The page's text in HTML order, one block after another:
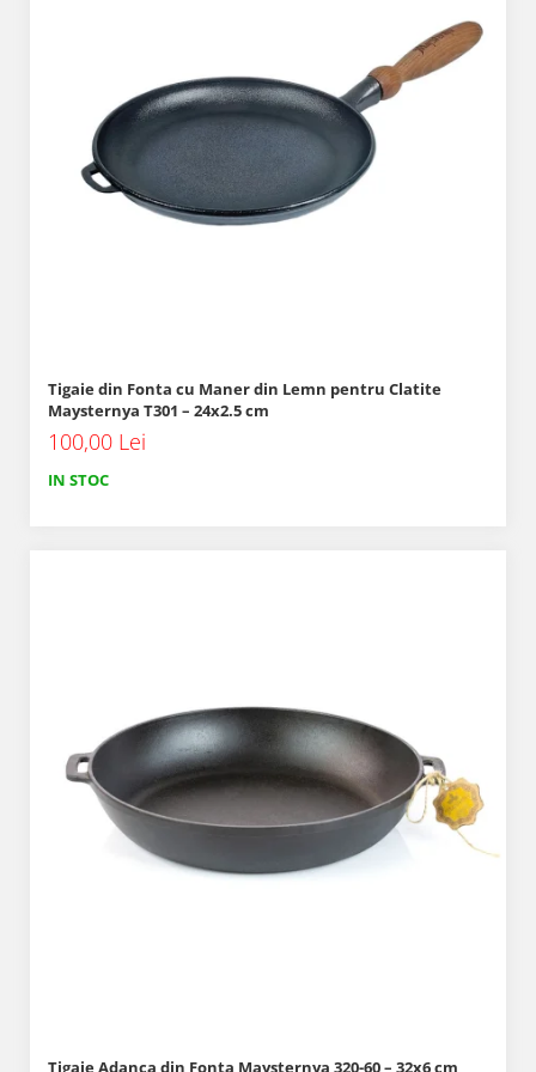
Tigaie din Fonta cu Maner din Lemn pentru Clatite
Maysternya T301 – 24x2.5 cm
100,00 Lei
IN STOC
Tigaie Adanca din Fonta Maysternya 320-60 – 32x6 cm